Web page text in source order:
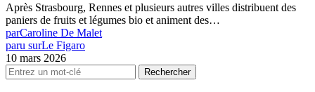
Après Strasbourg, Rennes et plusieurs autres villes distribuent des
paniers de fruits et légumes bio et animent des…
parCaroline De Malet
paru surLe Figaro
10 mars 2026
Rechercher